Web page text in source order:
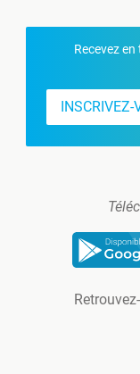
Recevez